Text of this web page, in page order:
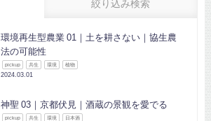
絞り込み検索
環境再生型農業 01｜土を耕さない｜協生農
法の可能性
pickup 共生 環境 植物
2024.03.01
神聖 03｜京都伏見｜酒蔵の景観を愛でる
pickup 共生 環境 日本酒